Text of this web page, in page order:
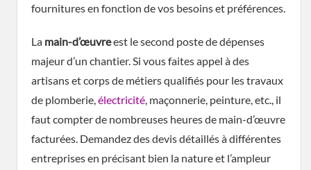
fournitures en fonction de vos besoins et préférences.
La main-d’œuvreest le second poste de dépenses
majeur d’un chantier. Si vous faites appel à des
artisans et corps de métiers qualifiés pour les travaux
de plomberie, électricité , maçonnerie, peinture, etc., il
faut compter de nombreuses heures de main-d’œuvre
facturées. Demandez des devis détaillés à différentes
entreprises en précisant bien la nature et l’ampleur